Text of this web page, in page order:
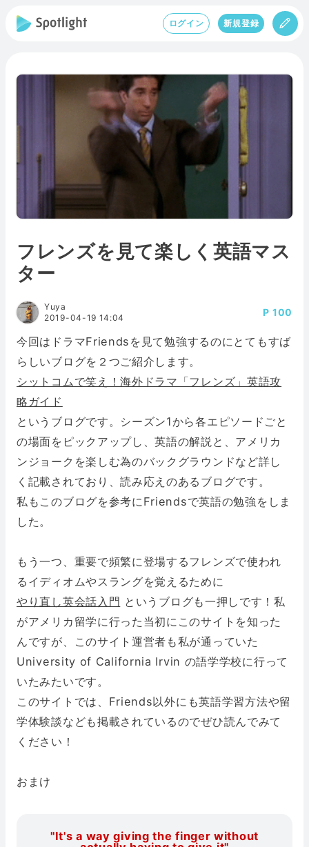
ログイン 新規登録
フレンズを見て楽しく英語マス
ター
Yuya
2019-04-19 14:04
100
今回はドラマFriendsを見て勉強するのにとてもすば
らしいブログを２つご紹介します。
シットコムで笑え！海外ドラマ「フレンズ」英語攻
略ガイド
というブログです。シーズン1から各エピソードごと
の場面をピックアップし、英語の解説と、アメリカ
ンジョークを楽しむ為のバックグラウンドなど詳し
く記載されており、読み応えのあるブログです。
私もこのブログを参考にFriendsで英語の勉強をしま
した。
もう一つ、重要で頻繁に登場するフレンズで使われ
るイディオムやスラングを覚えるために
やり直し英会話入門 というブログも一押しです！私
がアメリカ留学に行った当初にこのサイトを知った
んですが、このサイト運営者も私が通っていた
University of California Irvin の語学学校に行って
いたみたいです。
このサイトでは、Friends以外にも英語学習方法や留
学体験談なども掲載されているのでぜひ読んでみて
ください！
おまけ
"It's a way giving the finger without